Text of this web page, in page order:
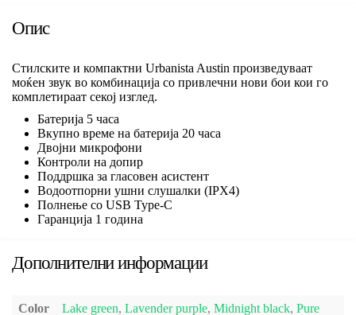
Опис
Стилските и компактни Urbanista Austin произведуваат
моќен звук во комбинација со привлечни нови бои кои го
комплетираат секој изглед.
Батерија 5 часа
Вкупно време на батерија 20 часа
Двојни микрофони
Контроли на допир
Поддршка за гласовен асистент
Водоотпорни ушни слушалки (IPX4)
Полнење со USB Type-C
Гаранција 1 година
Дополнителни информации
Color Lake green, Lavender purple, Midnight black, Pure